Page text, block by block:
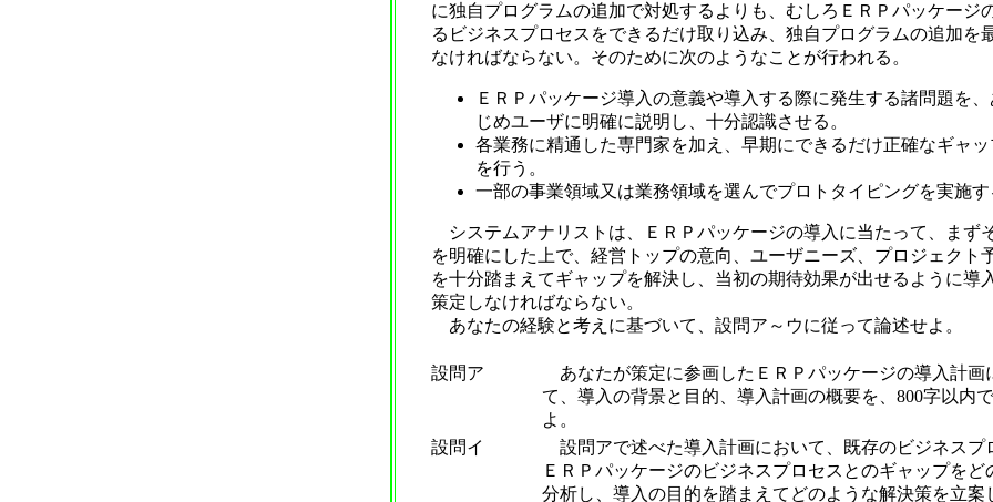
に独自プログラムの追加で対処するよりも、むしろＥＲＰパッケージ
るビジネスプロセスをできるだけ取り込み、独自プログラムの追加を
なければならない。そのために次のようなことが行われる。
ＥＲＰパッケージ導入の意義や導入する際に発生する諸問題を
じめユーザに明確に説明し、十分認識させる。
各業務に精通した専門家を加え、早期にできるだけ正確なギャッ
を行う。
一部の事業領域又は業務領域を選んでプロトタイピングを実施す
システムアナリストは、ＥＲＰパッケージの導入に当たって、まず
を明確にした上で、経営トップの意向、ユーザニーズ、プロジェクト
を十分踏まえてギャップを解決し、当初の期待効果が出せるように導
策定しなければならない。
あなたの経験と考えに基づいて、設問ア～ウに従って論述せよ。
設問ア
あなたが策定に参画したＥＲＰパッケージの導入計画
て、導入の背景と目的、導入計画の概要を、800字以内
よ。
設問イ
設問アで述べた導入計画において、既存のビジネスプ
ＥＲＰパッケージのビジネスプロセスとのギャップをど
分析し、導入の目的を踏まえてどのような解決策を立案